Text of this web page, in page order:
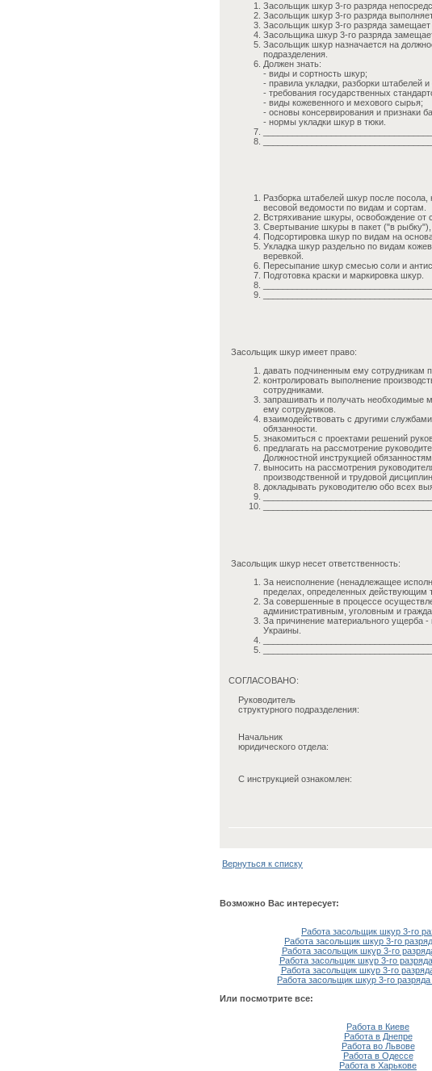
Засольщик шкур 3-го разряда
Засольщик шкур 3-го разряда
Засольщик шкур 3-го разряда замещает
Засольщика шкур 3-го разряда
Засольщик шкур назначается на
подразделения.
Должен знать:
- виды и сортность шкур;
- правила укладки, разборки штабелей
- требования государственных
- виды кожевенного и мехового сырья;
- основы консервирования и признаки
- нормы укладки шкур в тюки.
Разборка штабелей шкур после посола,
весовой ведомости по видам и сортам.
Встряхивание шкуры, освобождение от
Свертывание шкуры в пакет ("в
Подсортировка шкур по видам на
Укладка шкур раздельно по видам
веревкой.
Пересыпание шкур смесью соли и
Подготовка краски и маркировка шкур.
Засольщик шкур имеет право:
давать подчиненным ему сотрудникам
контролировать выполнение
сотрудниками.
запрашивать и получать необходимые
ему сотрудников.
взаимодействовать с другими
обязанности.
знакомиться с проектами решений
предлагать на рассмотрение
Должностной инструкцией
выносить на рассмотрения
производственной и трудовой
докладывать руководителю обо всех
Засольщик шкур несет ответственность:
За неисполнение (ненадлежащее
пределах, определенных действующим
За совершенные в процессе
административным, уголовным и
За причинение материального ущерба
Украины.
СОГЛАСОВАНО:
Руководитель
структурного подразделения:
Начальник
юридического отдела:
С инструкцией ознакомлен:
Вернуться к списку
Возможно Вас интересует:
Работа засольщик шкур 3-го
Работа засольщик шкур 3-го
Работа засольщик шкур 3-го
Работа засольщик шкур 3-го
Работа засольщик шкур 3-го
Работа засольщик шкур 3-го
Или посмотрите все:
Работа в Киеве
Работа в Днепре
Работа во Львове
Работа в Одессе
Работа в Харькове